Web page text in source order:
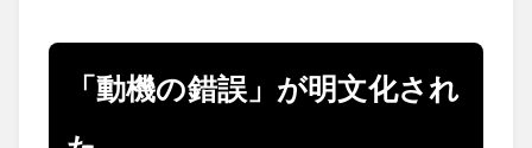
「動機の錯誤」が明文化され